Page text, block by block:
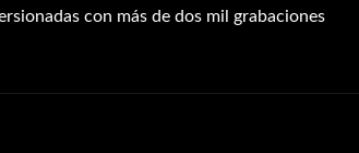
con más de dos mil grabaciones